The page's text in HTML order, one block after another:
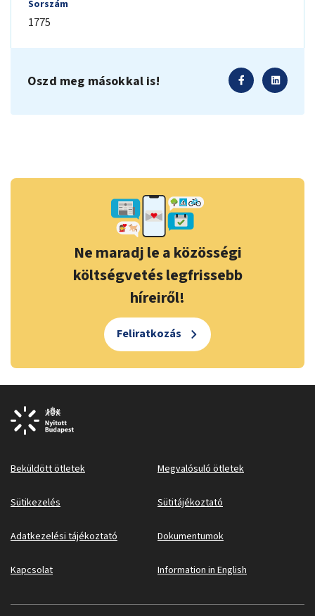
Sorszám
1775
Oszd meg másokkal is!
Ne maradj le a közösségi
költségvetés legfrissebb
híreiről!
Feliratkozás
Beküldött ötletek Megvalósuló ötletek
Sütikezelés Sütitájékoztató
Adatkezelési tájékoztató Dokumentumok
Kapcsolat Information in English